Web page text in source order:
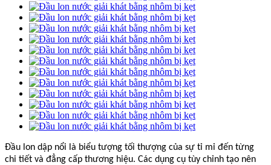
Đầu lon dập nổi là biểu tượng tối thượng của sự tỉ mỉ đến từng
chi tiết và đẳng cấp thương hiệu. Các dụng cụ tùy chỉnh tạo nên